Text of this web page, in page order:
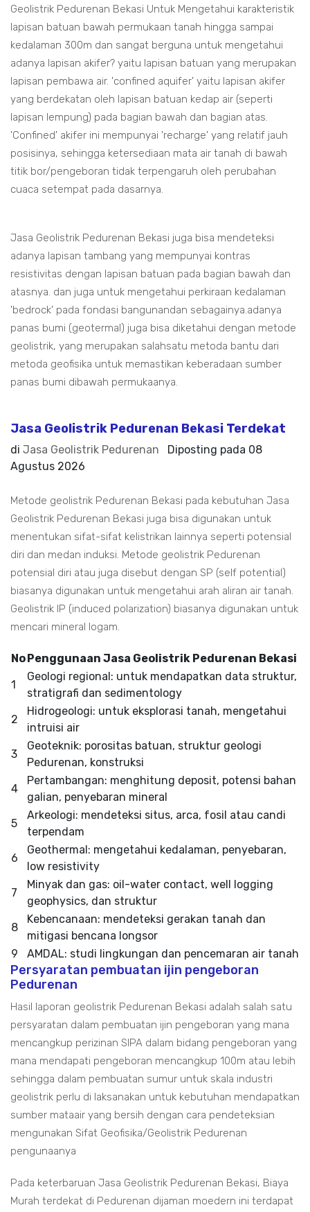
Geolistrik Pedurenan Bekasi Untuk Mengetahui karakteristik
lapisan batuan bawah permukaan tanah hingga sampai
kedalaman 300m dan sangat berguna untuk mengetahui
adanya lapisan akifer? yaitu lapisan batuan yang merupakan
lapisan pembawa air. 'confined aquifer' yaitu lapisan akifer
yang berdekatan oleh lapisan batuan kedap air (seperti
lapisan lempung) pada bagian bawah dan bagian atas.
'Confined' akifer ini mempunyai 'recharge' yang relatif jauh
posisinya, sehingga ketersediaan mata air tanah di bawah
titik bor/pengeboran tidak terpengaruh oleh perubahan
cuaca setempat pada dasarnya.
Jasa Geolistrik Pedurenan Bekasi juga bisa mendeteksi
adanya lapisan tambang yang mempunyai kontras
resistivitas dengan lapisan batuan pada bagian bawah dan
atasnya. dan juga untuk mengetahui perkiraan kedalaman
'bedrock' pada fondasi bangunandan sebagainya.adanya
panas bumi (geotermal) juga bisa diketahui dengan metode
geolistrik, yang merupakan salahsatu metoda bantu dari
metoda geofisika untuk memastikan keberadaan sumber
panas bumi dibawah permukaanya.
Jasa Geolistrik Pedurenan Bekasi Terdekat
di Jasa Geolistrik Pedurenan Diposting pada 08
Agustus 2026
Metode geolistrik Pedurenan Bekasi pada kebutuhan Jasa
Geolistrik Pedurenan Bekasi juga bisa digunakan untuk
menentukan sifat-sifat kelistrikan lainnya seperti potensial
diri dan medan induksi. Metode geolistrik Pedurenan
potensial diri atau juga disebut dengan SP (self potential)
biasanya digunakan untuk mengetahui arah aliran air tanah.
Geolistrik IP (induced polarization) biasanya digunakan untuk
mencari mineral logam.
No Penggunaan Jasa Geolistrik Pedurenan Bekasi
1
Geologi regional: untuk mendapatkan data struktur,
stratigrafi dan sedimentology
2
Hidrogeologi: untuk eksplorasi tanah, mengetahui
intruisi air
3
Geoteknik: porositas batuan, struktur geologi
Pedurenan, konstruksi
4
Pertambangan: menghitung deposit, potensi bahan
galian, penyebaran mineral
5
Arkeologi: mendeteksi situs, arca, fosil atau candi
terpendam
6
Geothermal: mengetahui kedalaman, penyebaran,
low resistivity
7
Minyak dan gas: oil-water contact, well logging
geophysics, dan struktur
8
Kebencanaan: mendeteksi gerakan tanah dan
mitigasi bencana longsor
9
AMDAL: studi lingkungan dan pencemaran air tanah
Persyaratan pembuatan ijin pengeboran
Pedurenan
Hasil laporan geolistrik Pedurenan Bekasi adalah salah satu
persyaratan dalam pembuatan ijin pengeboran yang mana
mencangkup perizinan SIPA dalam bidang pengeboran yang
mana mendapati pengeboran mencangkup 100m atau lebih
sehingga dalam pembuatan sumur untuk skala industri
geolistrik perlu di laksanakan untuk kebutuhan mendapatkan
sumber mataair yang bersih dengan cara pendeteksian
mengunakan Sifat Geofisika/Geolistrik Pedurenan
pengunaanya
Pada keterbaruan Jasa Geolistrik Pedurenan Bekasi, Biaya
Murah terdekat di Pedurenan dijaman moedern ini terdapat